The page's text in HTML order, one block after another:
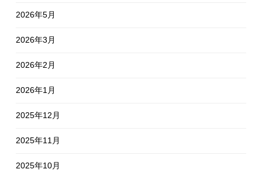
2026年5月
2026年3月
2026年2月
2026年1月
2025年12月
2025年11月
2025年10月